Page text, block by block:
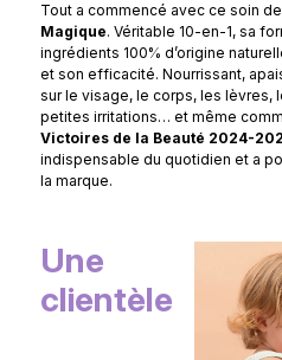
Tout a commencé avec ce soin
Magique. Véritable 10-en-1, sa
ingrédients 100% d’origine
et son efficacité. Nourrissant,
sur le visage, le corps, les lèvres,
petites irritations… et même
Victoires de la Beauté 2024-
indispensable du quotidien et a
la marque.
Une
clientèle